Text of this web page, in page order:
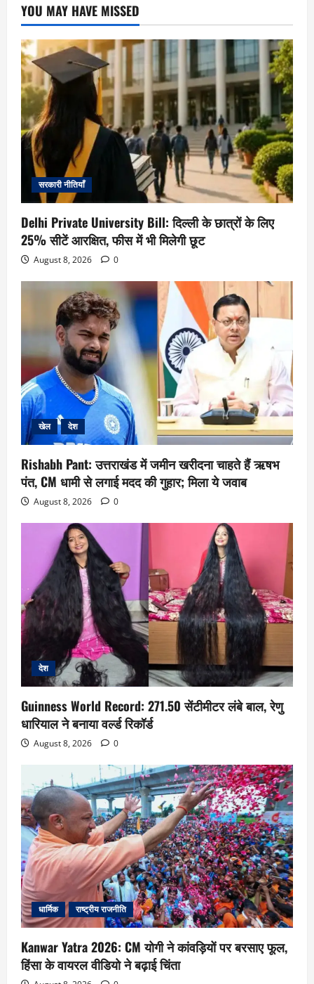
YOU MAY HAVE MISSED
सरकारी नीतियाँ
Delhi Private University Bill: दिल्ली के छात्रों के लिए
25% सीटें आरक्षित, फीस में भी मिलेगी छूट
August 8, 2026 0
खेल देश
Rishabh Pant: उत्तराखंड में जमीन खरीदना चाहते हैं ऋषभ
पंत, CM धामी से लगाई मदद की गुहार; मिला ये जवाब
August 8, 2026 0
देश
Guinness World Record: 271.50 सेंटीमीटर लंबे बाल, रेणु
धारियाल ने बनाया वर्ल्ड रिकॉर्ड
August 8, 2026 0
धार्मिक राष्ट्रीय राजनीति
Kanwar Yatra 2026: CM योगी ने कांवड़ियों पर बरसाए फूल,
हिंसा के वायरल वीडियो ने बढ़ाई चिंता